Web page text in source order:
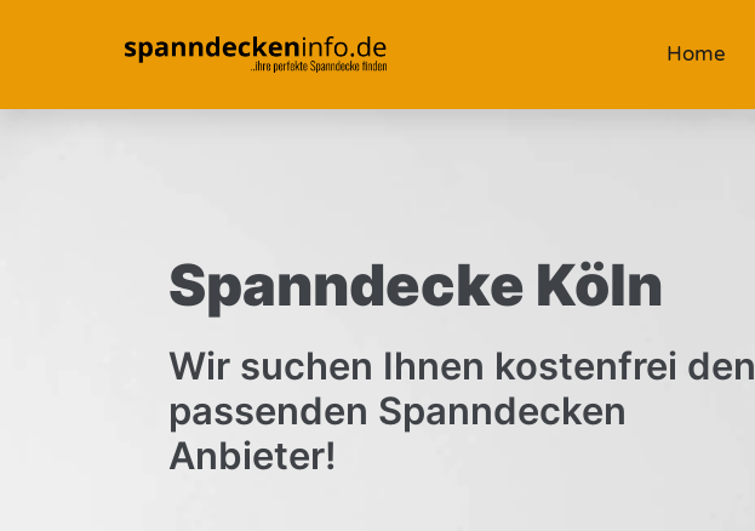
Home
Spanndecke Köln
Wir suchen Ihnen kostenfrei den
passenden Spanndecken
Anbieter!